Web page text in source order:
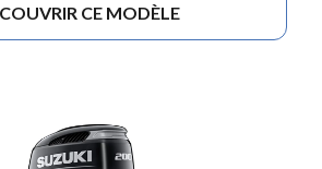
CE MODÈLE